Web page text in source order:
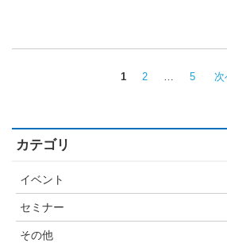
1 2 … 5 次
カテゴリ
イベント
セミナー
その他